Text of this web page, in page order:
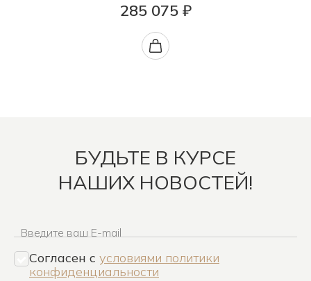
285 075 ₽
БУДЬТЕ В КУРСЕ
НАШИХ НОВОСТЕЙ!
Введите ваш E-mail
Согласен c условиями политики
конфиденциальности